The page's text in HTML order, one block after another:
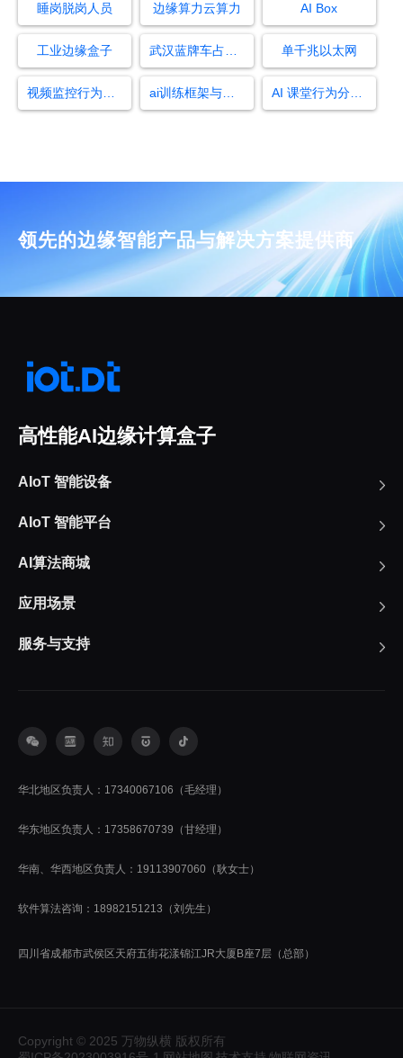
睡岗脱岗人员 边缘算力云算力 AI Box
工业边缘盒子 单千兆以太网
ai训练框架与算法关系 AI 课堂行为分析系统
领先的边缘智能产品与解决方案提供商
高性能AI边缘计算盒子
AIoT 智能设备
AIoT 智能平台
AI算法商城
应用场景
服务与支持
华北地区负责人：17340067106（毛经理）
华东地区负责人：17358670739（甘经理）
华南、华西地区负责人：19113907060（耿女士）
软件算法咨询：18982151213（刘先生）
四川省成都市武侯区天府五街花漾锦江JR大厦B座7层（总部）
Copyright © 2025 万物纵横 版权所有